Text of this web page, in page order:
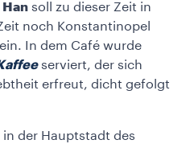
Han soll zu dieser Zeit in
noch Konstantinopel
In dem Café wurde
serviert, der sich
erfreut, dicht gefolgt
in der Hauptstadt des